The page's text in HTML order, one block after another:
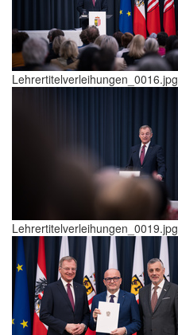
Lehrertitelverleihungen_0016.jpg
Lehrertitelverleihungen_0019.jpg